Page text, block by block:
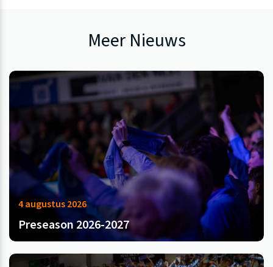
Meer Nieuws
4 augustus 2026
Preseason 2026-2027